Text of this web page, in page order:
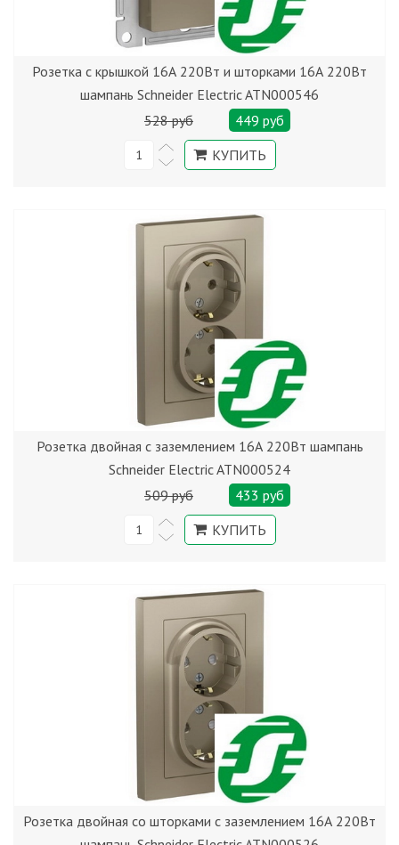
Розетка с крышкой 16А 220Вт и шторками 16А 220Вт
шампань Schneider Electric ATN000546
528 руб
449 руб
Розетка двойная с заземлением 16А 220Вт шампань
Schneider Electric ATN000524
509 руб
433 руб
Розетка двойная со шторками с заземлением 16А 220Вт